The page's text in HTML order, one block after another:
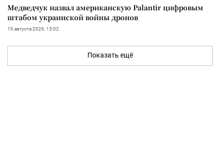
Медведчук назвал американскую Palantir цифровым
штабом украинской войны дронов
10 августа 2026, 15:02
Показать ещё